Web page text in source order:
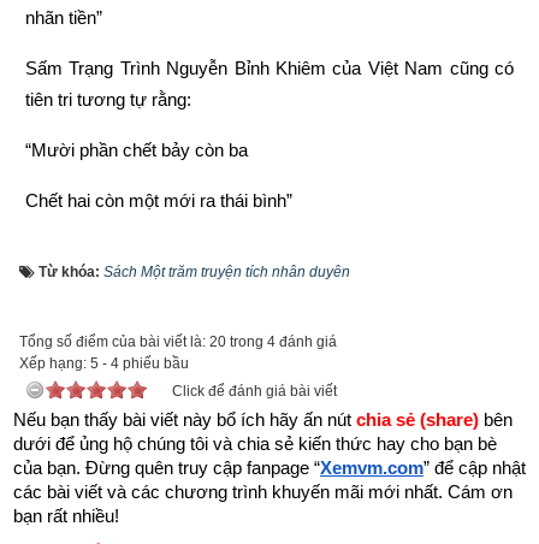
nhãn tiền”
Sấm Trạng Trình Nguyễn Bỉnh Khiêm của Việt Nam cũng có
tiên tri tương tự rằng:
“Mười phần chết bảy còn ba
Chết hai còn một mới ra thái bình”
được xem.
Trên đời có người hành Đại Thiện, gặp kiếp nạn này cũng bình
an”
Từ khóa: Sách Một trăm truyện tích nhân duyên
Tổng số điểm của bài viết là: 20 trong 4 đánh giá
Xếp hạng: 5 - 4 phiếu bầu
Click để đánh giá bài viết
Nếu bạn thấy bài viết này bổ ích hãy ấn nút chia sẻ (share) bên
dưới để ủng hộ chúng tôi và chia sẻ kiến thức hay cho bạn bè
của bạn. Đừng quên truy cập fanpage “Xemvm.com” để cập nhật
các bài viết và các chương trình khuyến mãi mới nhất. Cám ơn
bạn rất nhiều!